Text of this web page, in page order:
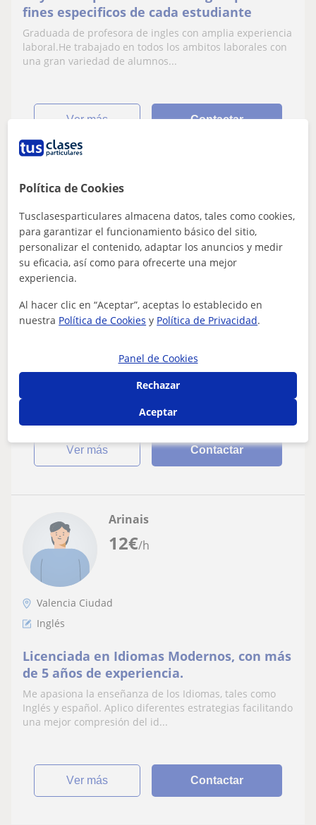
fines especificos de cada estudiante
Graduada de profesora de ingles con amplia experiencia
laboral.He trabajado en todos los ambitos laborales con
una gran variedad de alumnos...
ver más Contactar
10€/h 1ª clase gratis
Silvia
Moncada, Alfara Del Patriarca...
Clases particulares de inglés adaptadas al
5 años dando clases particulares de inglés tanto a niños
Oficial de Idiomas y soy...
ver más Contactar
12€/h
Arinais
Valencia Ciudad
Inglés
Licenciada en Idiomas Modernos, con más
de 5 años de experiencia.
Me apasiona la enseñanza de los Idiomas, tales como
Inglés y español. Aplico diferentes estrategias facilitando
una mejor compresión del id...
ver más Contactar
Política de Cookies
Tusclasesparticulares almacena datos, tales como cookies,
para garantizar el funcionamiento básico del sitio,
personalizar el contenido, adaptar los anuncios y medir
su eficacia, así como para ofrecerte una mejor
experiencia.
Al hacer clic en “Aceptar”, aceptas lo establecido en
nuestra Política de Cookies y Política de Privacidad.
Panel de Cookies
Rechazar
Aceptar